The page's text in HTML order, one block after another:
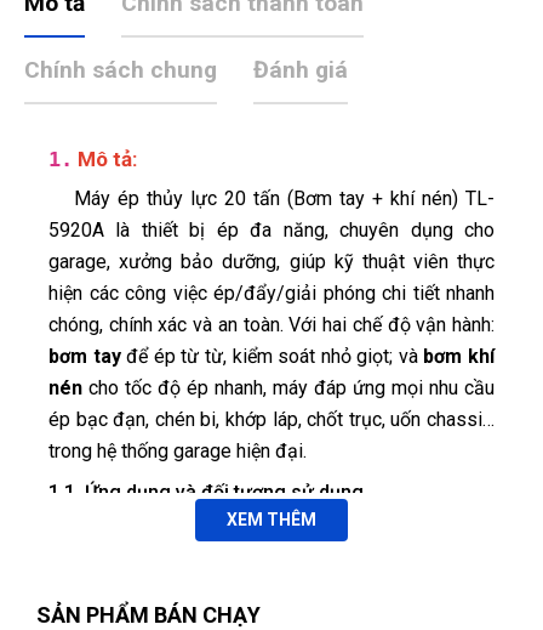
Chính sách chung Đánh giá
1. Mô tả:
Máy ép thủy lực 20 tấn (Bơm tay + khí nén) TL-
5920A là thiết bị ép đa năng, chuyên dụng cho
garage, xưởng bảo dưỡng, giúp kỹ thuật viên thực
hiện các công việc ép/đẩy/giải phóng chi tiết nhanh
chóng, chính xác và an toàn. Với hai chế độ vận hành:
bơm tayđể ép từ từ, kiểm soát nhỏ giọt; và bơm khí
nén cho tốc độ ép nhanh, máy đáp ứng mọi nhu cầu
ép bạc đạn, chén bi, khớp láp, chốt trục, uốn chassi…
trong hệ thống garage hiện đại.
1.1. Ứng dụng và đối tượng sử dụng
bi cầu, bạc đạn bánh trước/sau; ép khớp láp
XEM THÊM
SẢN PHẨM BÁN CHẠY
ND
Ngọc Diệp
(Đánh giá 1 năm trước)
chất lượng number 1
(Đánh giá 1 năm trước)